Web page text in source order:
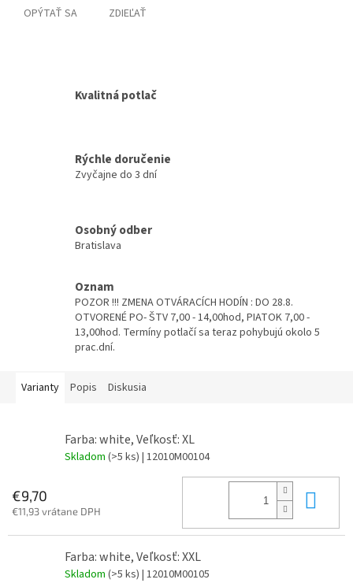
OPÝTAŤ SA ZDIEĽAŤ
Kvalitná potlač
Rýchle doručenie
Zvyčajne do 3 dní
Osobný odber
Bratislava
Oznam
POZOR !!! ZMENA OTVÁRACÍCH HODÍN : DO 28.8.
OTVORENÉ PO- ŠTV 7,00 - 14,00hod, PIATOK 7,00 -
13,00hod. Termíny potlačí sa teraz pohybujú okolo 5
prac.dní.
Varianty Popis Diskusia
Farba: white, Veľkosť: XL
Skladom (>5 ks) | 12010M00104
€9,70
€11,93 vrátane DPH
Farba: white, Veľkosť: XXL
Skladom (>5 ks) | 12010M00105